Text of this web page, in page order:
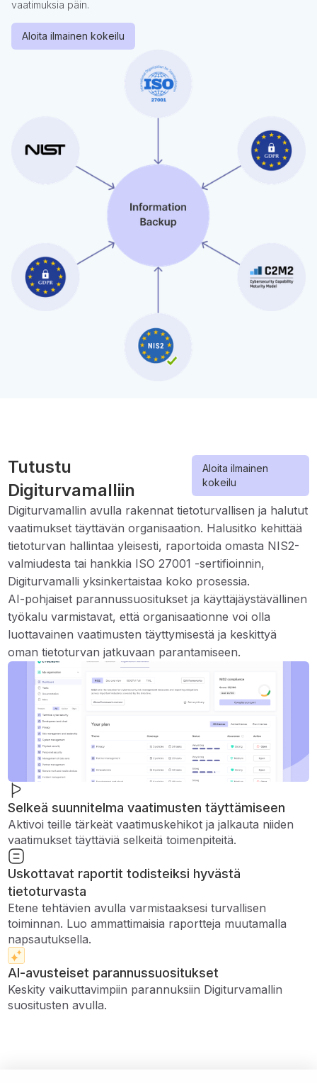
vaatimuksia päin.
Aloita ilmainen kokeilu
Tutustu
Digiturvamalliin
Aloita ilmainen
kokeilu
Digiturvamallin avulla rakennat tietoturvallisen ja halutut
vaatimukset täyttävän organisaation. Halusitko kehittää
tietoturvan hallintaa yleisesti, raportoida omasta NIS2-
valmiudesta tai hankkia ISO 27001 -sertifioinnin,
Digiturvamalli yksinkertaistaa koko prosessia.
AI-pohjaiset parannussuositukset ja käyttäjäystävällinen
työkalu varmistavat, että organisaationne voi olla
luottavainen vaatimusten täyttymisestä ja keskittyä
oman tietoturvan jatkuvaan parantamiseen.
Selkeä suunnitelma vaatimusten täyttämiseen
Aktivoi teille tärkeät vaatimuskehikot ja jalkauta niiden
vaatimukset täyttäviä selkeitä toimenpiteitä.
Uskottavat raportit todisteiksi hyvästä
tietoturvasta
Etene tehtävien avulla varmistaaksesi turvallisen
toiminnan. Luo ammattimaisia ​​raportteja muutamalla
napsautuksella.
AI-avusteiset parannussuositukset
Keskity vaikuttavimpiin parannuksiin Digiturvamallin
suositusten avulla.